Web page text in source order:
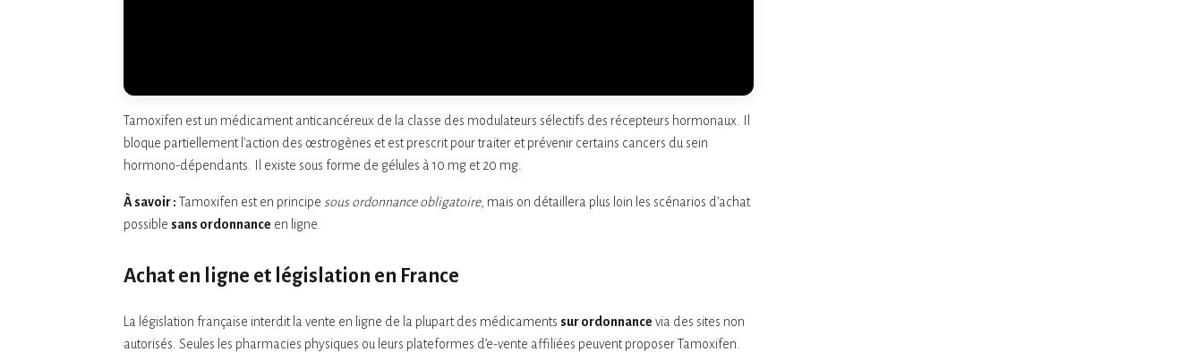
Tamoxifen est un médicament anticancéreux de la classe des modulateurs sélectifs des récepteurs hormonaux. Il
bloque partiellement l'action des œstrogènes et est prescrit pour traiter et prévenir certains cancers du sein
hormono-dépendants. Il existe sous forme de gélules à 10 mg et 20 mg.
À savoir : Tamoxifen est en principe sous ordonnance obligatoire, mais on détaillera plus loin les scénarios d’achat
possible sans ordonnance en ligne.
Achat en ligne et législation en France
La législation française interdit la vente en ligne de la plupart des médicaments sur ordonnance via des sites non
autorisés. Seules les pharmacies physiques ou leurs plateformes d’e-vente affiliées peuvent proposer Tamoxifen.